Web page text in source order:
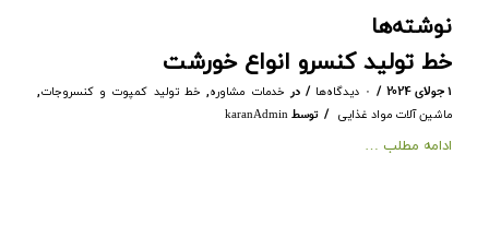
نوشته‌ها
خط تولید کنسرو انواع خورشت
۱ جولای ۲۰۲۴ / ۰ دیدگاه‌ها / در خدمات مشاوره, خط تولید کمپوت و کنسروجات,
ماشین آلات مواد غذایی / توسط karanAdmin
ادامه مطلب …